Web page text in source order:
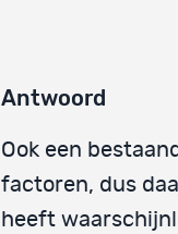
Antwoord
Ook een
factoren, dus
heeft